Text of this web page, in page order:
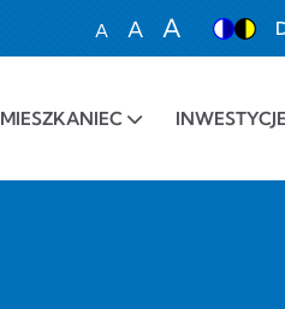
A
Set font size to 100%
A
A
MIESZKANIEC INWESTYCJE